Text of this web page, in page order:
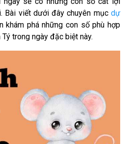
Bài viết dưới đây chuyên mục dự
khám phá những con số phù hợp
trong ngày đặc biệt này.